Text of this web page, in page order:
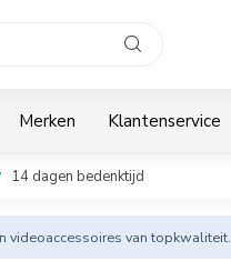
Merken Klantenservice
14 dagen bedenktijd
videoaccessoires van topkwaliteit.